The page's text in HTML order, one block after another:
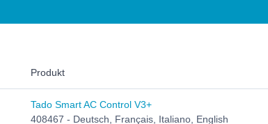
Produkt
Tado Smart AC Control V3+
408467 - Deutsch, Français, Italiano, English